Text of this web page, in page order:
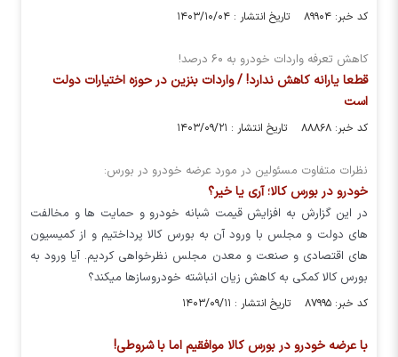
کد خبر: ۸۹۹۰۴ تاریخ انتشار : ۱۴۰۳/۱۰/۰۴
کاهش تعرفه واردات خودرو به ۶۰ درصد!
قطعا یارانه کاهش ندارد! / واردات بنزین در حوزه اختیارات دولت
است
کد خبر: ۸۸۸۶۸ تاریخ انتشار : ۱۴۰۳/۰۹/۲۱
نظرات متفاوت مسئولین در مورد عرضه خودرو در بورس:
خودرو در بورس کالا؛ آری یا خیر؟
در این گزارش به افزایش قیمت شبانه خودرو و حمایت ها و مخالفت
های دولت و مجلس با ورود آن به بورس کالا پرداختیم و از کمیسیون
های اقتصادی و صنعت و معدن مجلس نظرخواهی کردیم. آیا ورود به
بورس کالا کمکی به کاهش زیان انباشته خودروسازها میکند؟
کد خبر: ۸۷۹۹۵ تاریخ انتشار : ۱۴۰۳/۰۹/۱۱
با عرضه خودرو در بورس کالا موافقیم اما با شروطی!